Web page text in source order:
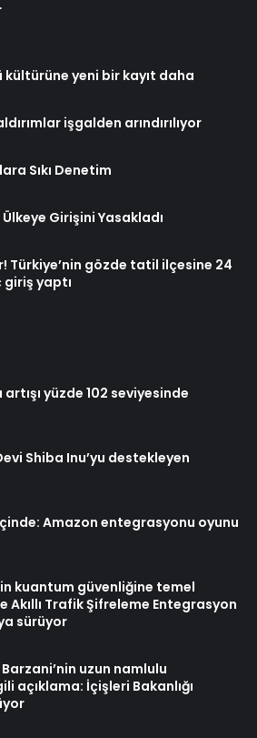
kültürüne yeni bir kayıt daha
işgalden arındırılıyor
Sıkı Denetim
Girişini Yasakladı
Türkiye’nin gözde tatil ilçesine 24
yaptı
artışı yüzde 102 seviyesinde
Shiba Inu’yu destekleyen
Amazon entegrasyonu oyunu
kuantum güvenliğine temel
Trafik Şifreleme Entegrasyon
sürüyor
uzun namlulu
açıklama: İçişleri Bakanlığı